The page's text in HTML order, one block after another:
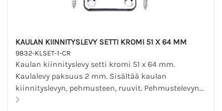
KAULAN KIINNITYSLEVY SETTI KROMI 51 X 64 MM
9832-KLSET-1-CR
Kaulan kiinnityslevy setti kromi 51 x 64 mm.
Kaulalevy paksuus 2 mm. Sisältää kaulan
kiinnityslevyn, pehmusteen, ruuvit. Pehmustelevyn...